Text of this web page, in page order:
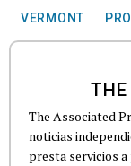
VERMONT
THE
The Associated
noticias
presta servicios